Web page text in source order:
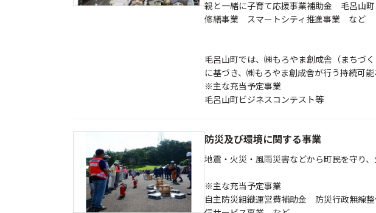
親と一緒に子育て応援事業補助金 毛呂山
修繕事業 スマートシティ推進事業 など
毛呂山町では、㈱もろやま創成舎（まちづ
に基づき、㈱もろやま創成舎が行う持続可
※主な充当予定事業
毛呂山町ビジネスコンテスト等
防災及び環境に関する事業
地震・火災・風雨災害などから町民を守り
※主な充当予定事業
自主防災組織運営費補助金 防災行政無